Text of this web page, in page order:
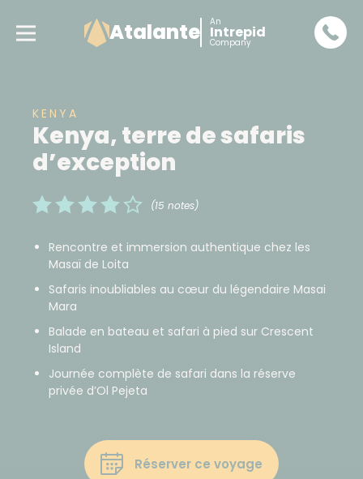
Atalante An
Intrepid
Company
KENYA
Kenya, terre de safaris
d’exception
(15 notes)
Rencontre et immersion authentique chez les
Masaï de Loita
Safaris inoubliables au cœur du légendaire Masai
Mara
Balade en bateau et safari à pied sur Crescent
Island
Journée complète de safari dans la réserve
privée d’Ol Pejeta
Réserver ce voyage